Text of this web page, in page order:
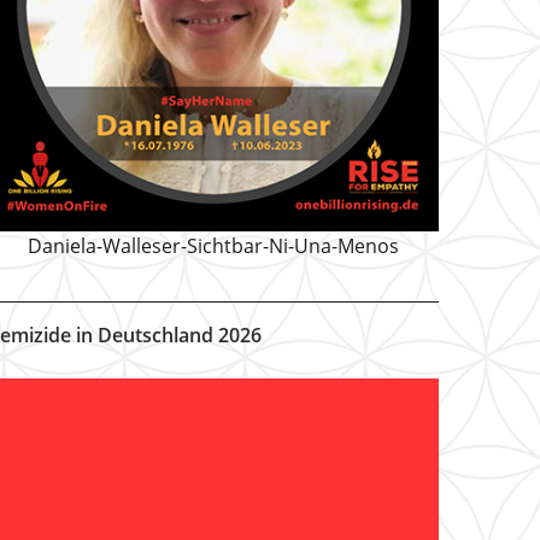
Daniela-Walleser-Sichtbar-Ni-Una-Menos
in Deutschland 2026